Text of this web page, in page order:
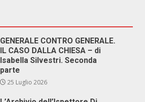
GENERALE CONTRO GENERALE.
IL CASO DALLA CHIESA – di
Isabella Silvestri. Seconda
parte
25 Luglio 2026